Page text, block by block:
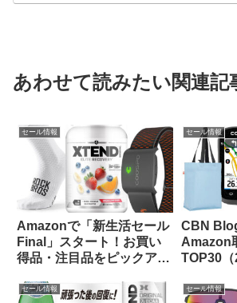
あわせて読みたい関連記
セール情報
Amazonで「新生活セール
Final」スタート！お買い
得品・注目品をピックアッ
セール情報
CBN
Amazon
TOP30（
セール情報 セール情報